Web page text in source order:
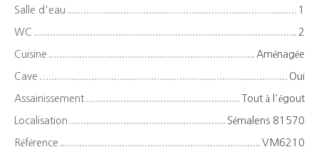
Salle d'eau 1
WC 2
Cuisine Aménagée
Cave Oui
Assainissement Tout à l'égout
Localisation Sémalens 81570
Référence VM6210